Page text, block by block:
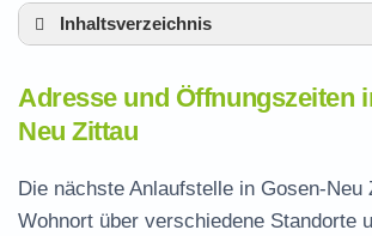
Inhaltsverzeichnis
Zittau
Leistungen der
Neu Zittau
Termin vereinbaren und
Adresse und Öffnungszeiten
Neu Zittau
Die nächste Anlaufstelle in Gosen-Neu
Wohnort über verschiedene Standorte